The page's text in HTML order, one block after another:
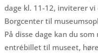
dage kl. 11-12, inviterer
Borgcenter til
På disse dage kan du
entrébillet til museet,